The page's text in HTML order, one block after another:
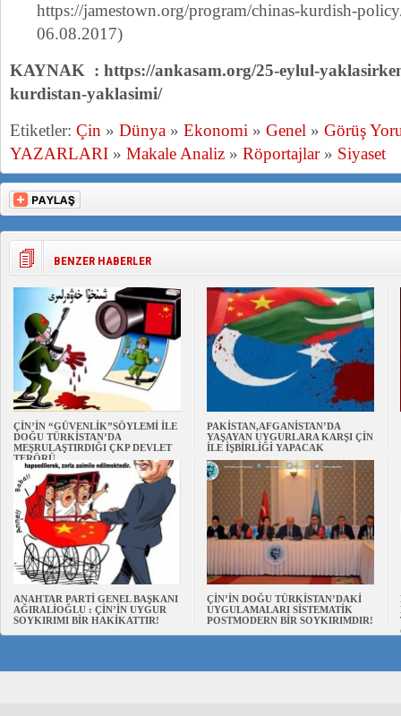
https://jamestown.org/program/chinas-kurdish-
06.08.2017)
KAYNAK : https://ankasam.org/25-eylul-
kurdistan-yaklasimi/
Etiketler: Çin » Dünya » Ekonomi » Genel » Görüş
YAZARLARI » Makale Analiz » Röportajlar» Siyaset
BENZER HABERLER
ÇİN’İN “GÜVENLİK”SÖYLEMİ İLE
DOĞU TÜRKİSTAN’DA
MEŞRULAŞTIRDIĞI ÇKP DEVLET
TERÖRÜ
PAKİSTAN,AFGANİSTAN’DA
YAŞAYAN UYGURLARA KARŞI ÇİN
İLE İŞBİRLİĞİ YAPACAK
ANAHTAR PARTİ GENEL BAŞKANI
AĞIRALİOĞLU : ÇİN’İN UYGUR
SOYKIRIMI BİR HAKİKATTIR!
ÇİN’İN DOĞU TÜRKİSTAN’DAKİ
UYGULAMALARI SİSTEMATİK
POSTMODERN BİR SOYKIRIMDIR!